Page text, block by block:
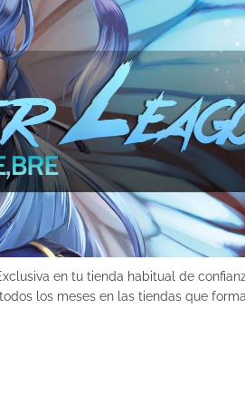
en tu tienda habitual de
los meses en las tiendas que